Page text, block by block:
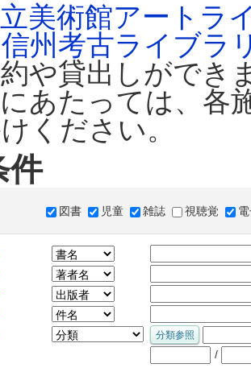
美術館アートラ
州考古ライブラ
や貸出しができ
あたっては、各
ください。
件
図書 児童 雑誌 視聴覚
/